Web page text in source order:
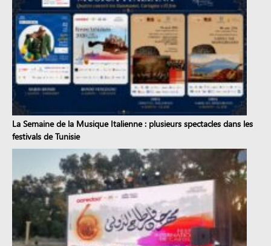
La Semaine de la Musique Italienne : plusieurs spectacles dans les
festivals de Tunisie